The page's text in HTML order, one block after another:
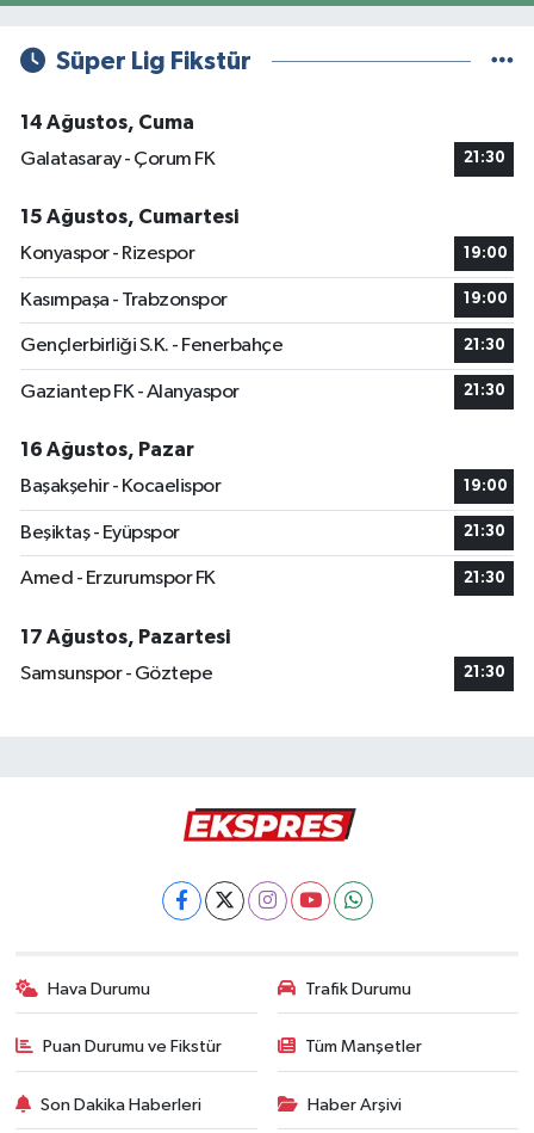
Süper Lig Fikstür
14 Ağustos, Cuma
Galatasaray - Çorum FK
21:30
15 Ağustos, Cumartesi
Konyaspor - Rizespor
19:00
Kasımpaşa - Trabzonspor 19:00
Gençlerbirliği S.K. - Fenerbahçe 21:30
Gaziantep FK - Alanyaspor 21:30
16 Ağustos, Pazar
Başakşehir - Kocaelispor
19:00
Beşiktaş - Eyüpspor 21:30
Amed - Erzurumspor FK 21:30
17 Ağustos, Pazartesi
Samsunspor - Göztepe
21:30
Hava Durumu Trafik Durumu
Puan Durumu ve Fikstür Tüm Manşetler
Son Dakika Haberleri Haber Arşivi